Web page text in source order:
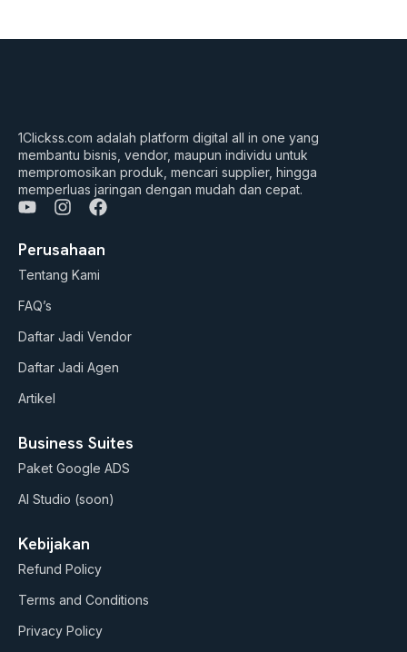
1Clickss.com adalah platform digital all in one yang
membantu bisnis, vendor, maupun individu untuk
mempromosikan produk, mencari supplier, hingga
memperluas jaringan dengan mudah dan cepat.
Y
u
t
u
b
e
I
s
t
a
a
F
c
e
b
k
Perusahaan
Tentang Kami
FAQ’s
Daftar Jadi Vendor
Daftar Jadi Agen
Artikel
Business Suites
Paket Google ADS
AI Studio (soon)
Kebijakan
Refund Policy
Terms and Conditions
Privacy Policy